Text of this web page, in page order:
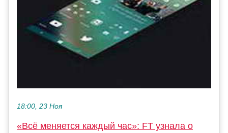
18:00, 23 Ноя
«Всё меняется каждый час»: FT узнала о